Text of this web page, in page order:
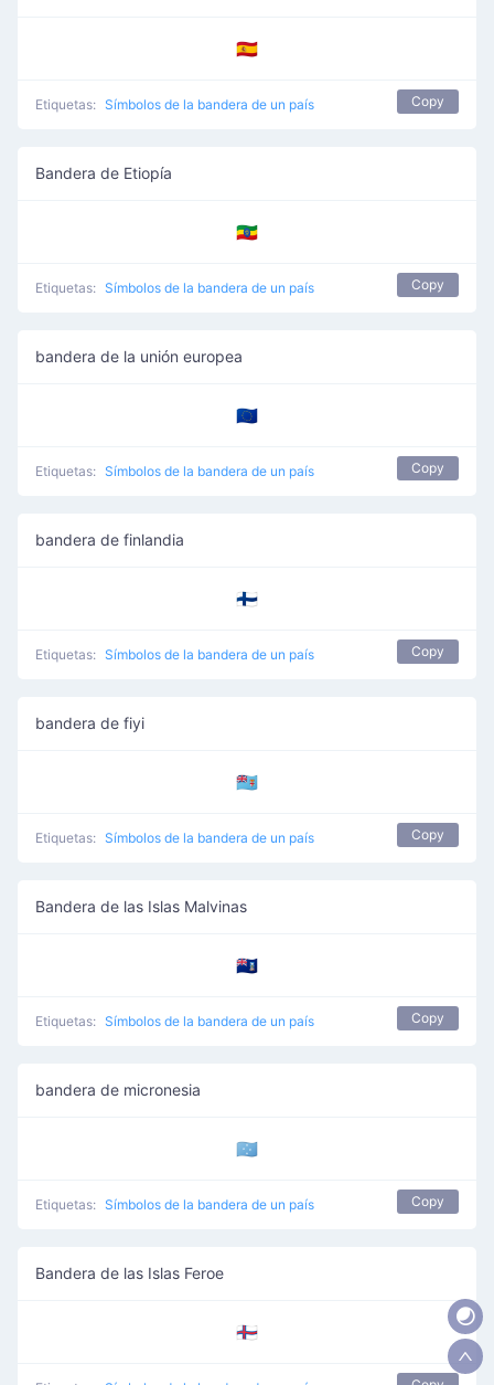
🇪🇸
Etiquetas: Símbolos de la bandera de un país Copy
Bandera de Etiopía
🇪🇹
Etiquetas: Símbolos de la bandera de un país Copy
bandera de la unión europea
🇪🇺
Etiquetas: Símbolos de la bandera de un país Copy
bandera de finlandia
🇫🇮
Etiquetas: Símbolos de la bandera de un país Copy
bandera de fiyi
🇫🇯
Etiquetas: Símbolos de la bandera de un país Copy
Bandera de las Islas Malvinas
🇫🇰
Etiquetas: Símbolos de la bandera de un país Copy
bandera de micronesia
🇫🇲
Etiquetas: Símbolos de la bandera de un país Copy
Bandera de las Islas Feroe
🇫🇴